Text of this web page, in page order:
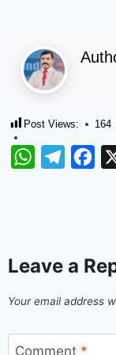
Post Views: 164
WhatsAppTelegram
Leave a
Your email address
Comment *